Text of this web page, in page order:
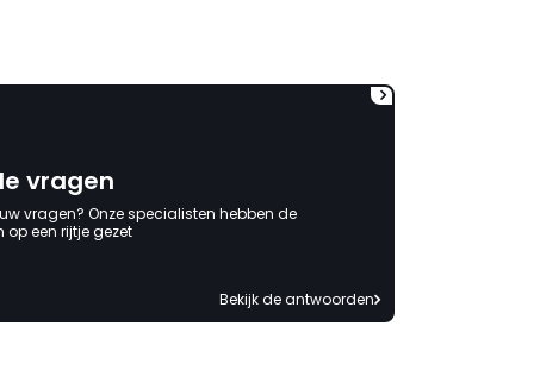
vragen
vragen? Onze specialisten hebben de
een rijtje gezet
Bekijk de antwoorden